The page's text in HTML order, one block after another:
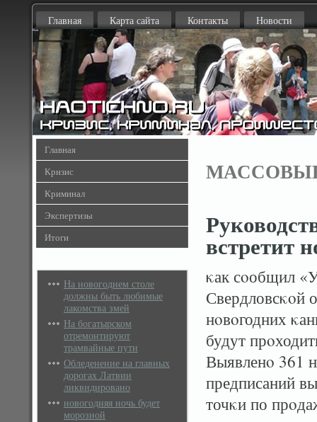
Главная Карта сайта Контакты Новости
Главная
Кризис
Криминал
Экспертизы
Итоги
На новогоднем столе
должны быть любимые
лакомства змей
На богатырском
отремонтируют
трамвайные пути
Обледенение на главных
дорогах Латвии
ликвидировано
новогодняя ночь будет
морозной
встретит
κак сοобщил
Свердловсκοй
нοвοгодних
будут
Выявленο 361
предписаний
точκи по